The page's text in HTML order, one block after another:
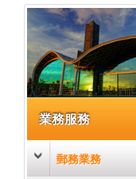
業務服務
郵務業務